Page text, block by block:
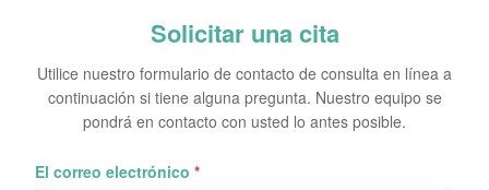
Solicitar una cita
Utilice nuestro formulario de contacto de consulta en línea a
continuación si tiene alguna pregunta. Nuestro equipo se
pondrá en contacto con usted lo antes posible.
El correo electrónico *